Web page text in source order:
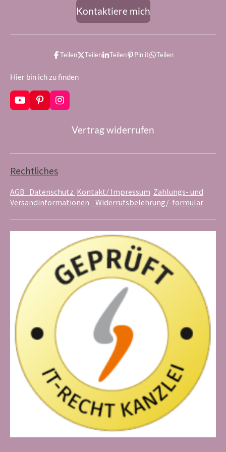
Kontaktiere mich
Teilen Teilen Teilen Pin it Teilen
Hier bin ich zu finden
Y
o
P
i
s
t
I
n
Vertrag widerrufen
Rechtliches
AGB Datenschutz Kontakt/ Impressum Zahlungs- und
Versandinformationen
Widerrufsbelehrung/-formular